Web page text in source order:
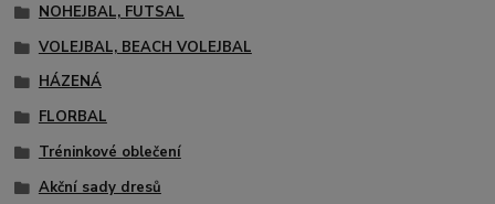
NOHEJBAL, FUTSAL
VOLEJBAL, BEACH VOLEJBAL
HÁZENÁ
FLORBAL
Tréninkové oblečení
Akční sady dresů